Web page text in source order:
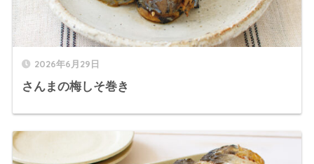
2026年6月29日
さんまの梅しそ巻き